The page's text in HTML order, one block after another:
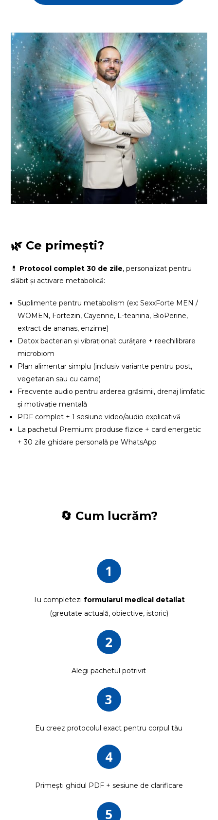
🌿 Ce primești?
💊 Protocol complet 30 de zile,personalizat pentru
slăbit și activare metabolică:
Suplimente pentru metabolism (ex: SexxForte MEN /
WOMEN, Fortezin, Cayenne, L-teanina, BioPerine,
extract de ananas, enzime)
Detox bacterian și vibrațional: curățare + reechilibrare
microbiom
Plan alimentar simplu (inclusiv variante pentru post,
vegetarian sau cu carne)
Frecvențe audio pentru arderea grăsimii, drenaj limfatic
și motivație mentală
PDF complet + 1 sesiune video/audio explicativă
La pachetul Premium: produse fizice + card energetic
+ 30 zile ghidare personală pe WhatsApp
🔄 Cum lucrăm?
1
Tu completezi formularul medical detaliat
(greutate actuală, obiective, istoric)
2
Alegi pachetul potrivit
3
Eu creezprotocolul exact pentru corpul tău
4
Primești ghidul PDF + sesiune de clarificare
5